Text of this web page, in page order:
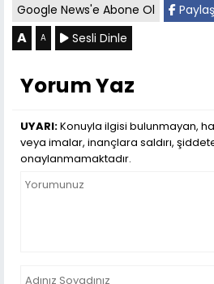
Google News'e Abone Ol Paylaş
A A Sesli Dinle
Yorum Yaz
UYARI:Konuyla ilgisi bulunmayan,
veya imalar, inançlara saldırı,
onaylanmamaktadır.